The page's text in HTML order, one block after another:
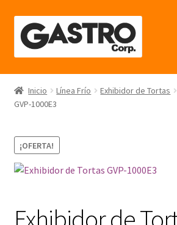
al
contenido
Línea Frío
Línea Calor
Línea Neutro
Línea Balanzas
Inicio Línea Frío Exhibidor de Tortas
GVP-1000E3
¡OFERTA!